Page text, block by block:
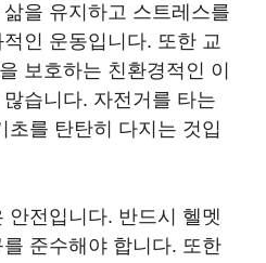
을 유지하고 스트레스를
인 운동입니다. 또한 교
보호하는 친환경적인 이
습니다. 자전거를 타는
초를 탄탄히 다지는 것입
안전입니다. 반드시 헬멧
준수해야 합니다. 또한